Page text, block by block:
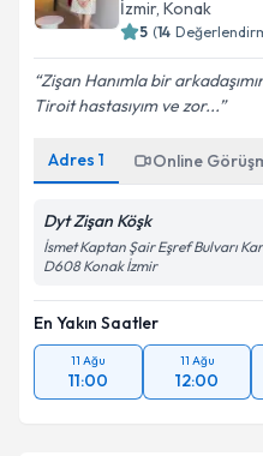
İzmir, Konak
5 (14
Zişan Hanımla bir
Tiroit hastasıyım ve zor...
Adres 1 Online
Dyt Zişan Köşk
İsmet Kaptan Şair Eşref Bulvarı
D608 Konak İzmir
En Yakın Saatler
11 Ağu
11:00
11 Ağu
12:00